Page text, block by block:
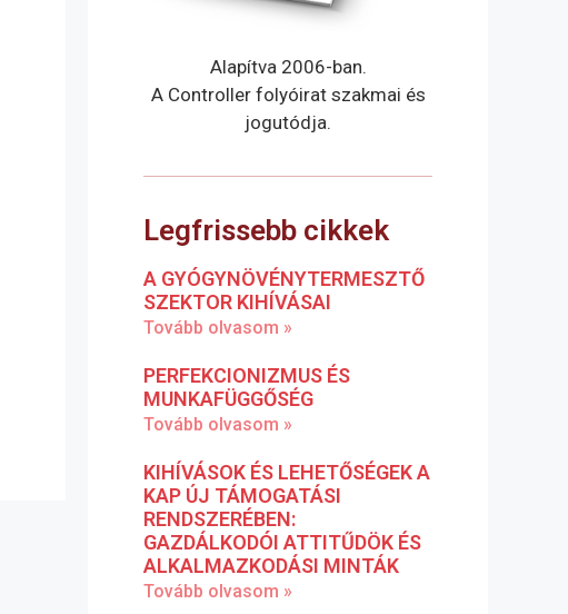
Alapítva 2006-ban.
A Controller folyóirat szakmai és
jogutódja.
Legfrissebb cikkek
A GYÓGYNÖVÉNYTERMESZTŐ
SZEKTOR KIHÍVÁSAI
Tovább olvasom »
PERFEKCIONIZMUS ÉS
MUNKAFÜGGŐSÉG
Tovább olvasom »
KIHÍVÁSOK ÉS LEHETŐSÉGEK A
KAP ÚJ TÁMOGATÁSI
RENDSZERÉBEN:
GAZDÁLKODÓI ATTITŰDÖK ÉS
ALKALMAZKODÁSI MINTÁK
Tovább olvasom »